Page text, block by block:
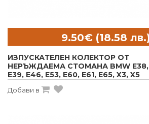
ИЗПУСКАТЕЛЕН КОЛЕКТОР ОТ
НЕРЪЖДАЕМА СТОМАНА BMW E38,
E39, E46, E53, E60, E61, E65, X3, X5
Добави в